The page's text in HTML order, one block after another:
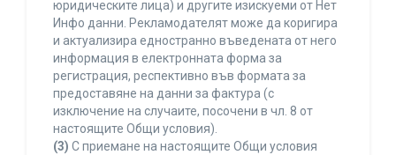
юридическите лица) и другите изискуеми от Нет
Инфо данни. Рекламодателят може да коригира
и актуализира едностранно въведената от него
информация в електронната форма за
регистрация, респективно във формата за
предоставяне на данни за фактура (с
изключение на случаите, посочени в чл. 8 от
настоящите Общи условия).
(3) С приемане на настоящите Общи условия